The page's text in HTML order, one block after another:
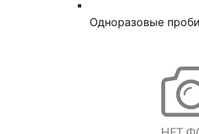
Одноразовые